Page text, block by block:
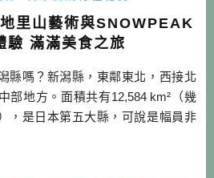
里山藝術與SNOWPEAK
驗 滿滿美食之旅
縣嗎？新潟縣，東鄰東北，西接北
部地方。面積共有12,584 km²（幾
，是日本第五大縣，可說是幅員非
一口氣玩完，可謂是不可能的任